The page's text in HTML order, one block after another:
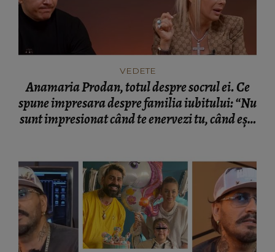
VEDETE
Anamaria Prodan, totul despre socrul ei. Ce
spune impresara despre familia iubitului: “Nu
sunt impresionat când te enervezi tu, când ești